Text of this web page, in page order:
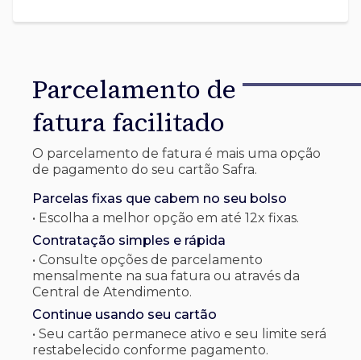
Parcelamento de
fatura facilitado
O parcelamento de fatura é mais uma opção
de pagamento do seu cartão Safra.
Parcelas fixas que cabem no seu bolso
• Escolha a melhor opção em até 12x fixas.
Contratação simples e rápida
• Consulte opções de parcelamento
mensalmente na sua fatura ou através da
Central de Atendimento.
Continue usando seu cartão
• Seu cartão permanece ativo e seu limite será
restabelecido conforme pagamento.